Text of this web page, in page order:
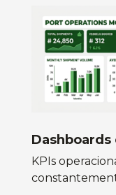
Dashboards
KPIs